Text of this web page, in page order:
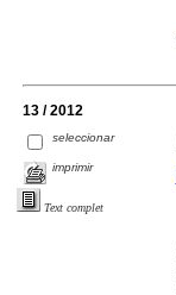
13 / 2012
seleccionar
imprimir
Text complet